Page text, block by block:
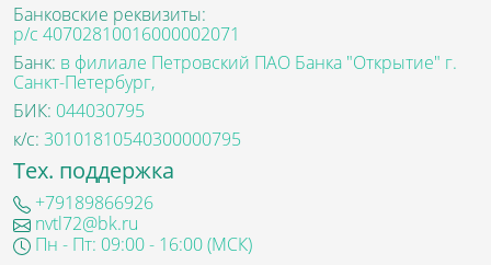
Банковские реквизиты:
р/с 40702810016000002071
Банк: в филиале Петровский ПАО Банка "Открытие" г.
Санкт-Петербург,
БИК: 044030795
к/с: 30101810540300000795
Тех. поддержка
+79189866926
nvtl72@bk.ru
Пн - Пт: 09:00 - 16:00 (МСК)